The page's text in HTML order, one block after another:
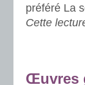
préféré La
Cette
Œuvres